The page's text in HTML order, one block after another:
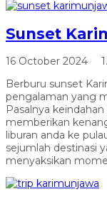
Sunset
16 October 2024
Berburu sunset
pengalaman yang
Pasalnya
memberikan
liburan anda ke
sejumlah destinasi
menyaksikan